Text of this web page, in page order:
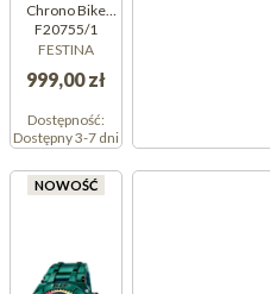
Chrono Bike
F20755/1
(F207551)
FESTINA
999,00 zł
Dostępność:
Dostępny 3-7 dni
NOWOŚĆ